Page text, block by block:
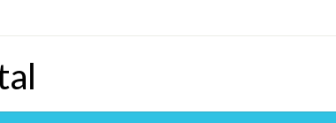
Campaña y Zona de la manera mas fácil y rápida